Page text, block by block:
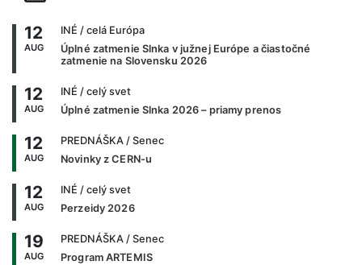
12
AUG
INÉ / celá Európa
Úplné zatmenie Slnka v južnej Európe a čiastočné
zatmenie na Slovensku 2026
12
AUG
INÉ / celý svet
Úplné zatmenie Slnka 2026 – priamy prenos
12
AUG
PREDNÁŠKA / Senec
Novinky z CERN-u
12
AUG
INÉ / celý svet
Perzeidy 2026
19
AUG
PREDNÁŠKA / Senec
Program ARTEMIS